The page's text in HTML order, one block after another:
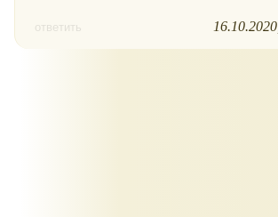
ответить 16.10.2020